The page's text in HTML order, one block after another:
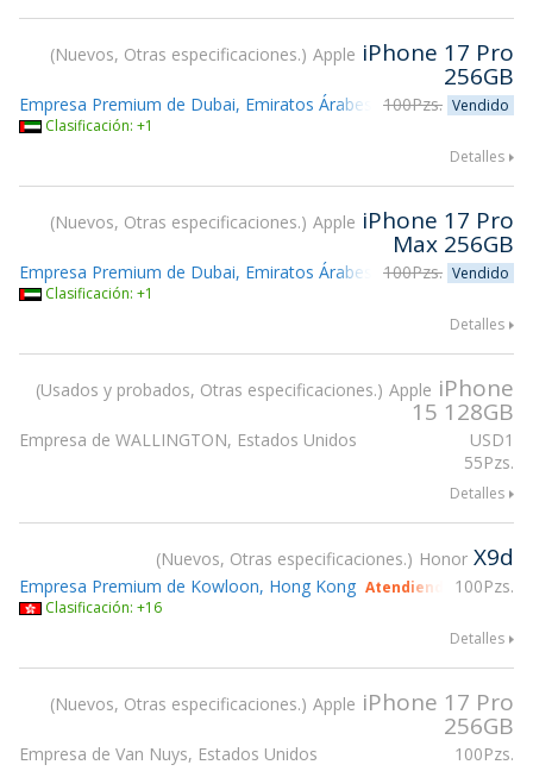
Nuevos, Otras especificaciones. Apple iPhone 17 Pro
256GB
100Pzs. Vendido
Empresa Premium de Dubai, Emiratos Árabes Unidos
Clasificación: +1
Detalles
Nuevos, Otras especificaciones. Apple iPhone 17 Pro
Max 256GB
100Pzs. Vendido
Empresa Premium de Dubai, Emiratos Árabes Unidos
Clasificación: +1
Detalles
Usados y probados, Otras especificaciones. Apple iPhone
15 128GB
USD1
55Pzs.
Empresa de WALLINGTON, Estados Unidos
Detalles
Nuevos, Otras especificaciones. Honor X9d
100Pzs.
Empresa Premium de Kowloon, Hong Kong Atendiendo gsmX
Clasificación: +16
Detalles
Nuevos, Otras especificaciones. Apple iPhone 17 Pro
256GB
100Pzs.
Empresa de Van Nuys, Estados Unidos